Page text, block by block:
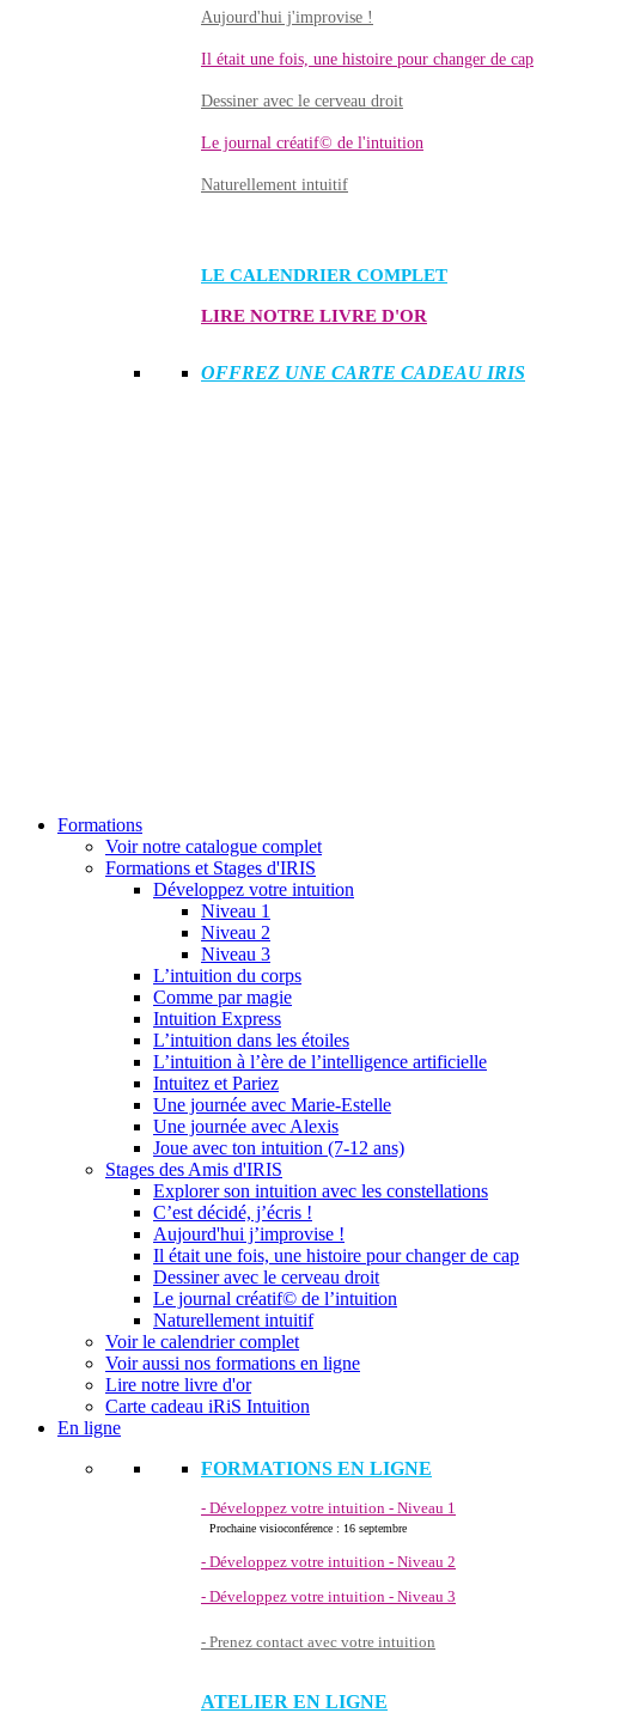
Aujourd'hui j'improvise !
Il était une fois, une histoire pour changer de cap
Dessiner avec le cerveau droit
Le journal créatif© de l'intuition
Naturellement intuitif
LE CALENDRIER COMPLET
LIRE NOTRE LIVRE D'OR
OFFREZ UNE CARTE CADEAU IRIS
Formations
Voir notre catalogue complet
Formations et Stages d'IRIS
Développez votre intuition
Niveau 1
Niveau 2
Niveau 3
L’intuition du corps
Comme par magie
Intuition Express
L’intuition dans les étoiles
L’intuition à l’ère de l’intelligence artificielle
Intuitez et Pariez
Une journée avec Marie-Estelle
Une journée avec Alexis
Joue avec ton intuition (7-12 ans)
Stages des Amis d'IRIS
Explorer son intuition avec les constellations
C’est décidé, j’écris !
Aujourd'hui j’improvise !
Il était une fois, une histoire pour changer de cap
Dessiner avec le cerveau droit
Le journal créatif© de l’intuition
Naturellement intuitif
Voir le calendrier complet
Voir aussi nos formations en ligne
Lire notre livre d'or
Carte cadeau iRiS Intuition
En ligne
FORMATIONS EN LIGNE
- Développez votre intuition - Niveau 1
Prochaine visioconférence : 16 septembre
- Développez votre intuition - Niveau 2
- Développez votre intuition - Niveau 3
- Prenez contact avec votre intuition
ATELIER EN LIGNE